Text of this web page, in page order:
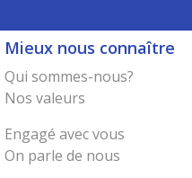
Mieux nous connaître
Qui sommes-nous?
Nos valeurs
Engagé avec vous
On parle de nous